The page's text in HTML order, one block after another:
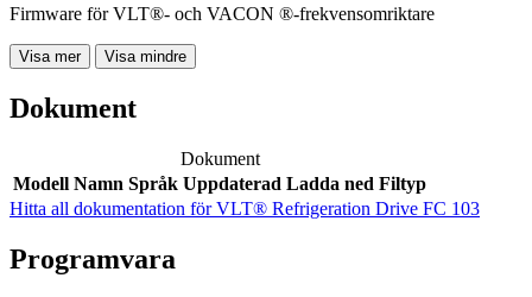
Firmware för VLT®- och VACON ®-frekvensomriktare
Visa mer Visa mindre
Dokument
Dokument
Modell Namn Språk Uppdaterad Ladda ned Filtyp
Hitta all dokumentation för VLT® Refrigeration Drive FC 103
Programvara